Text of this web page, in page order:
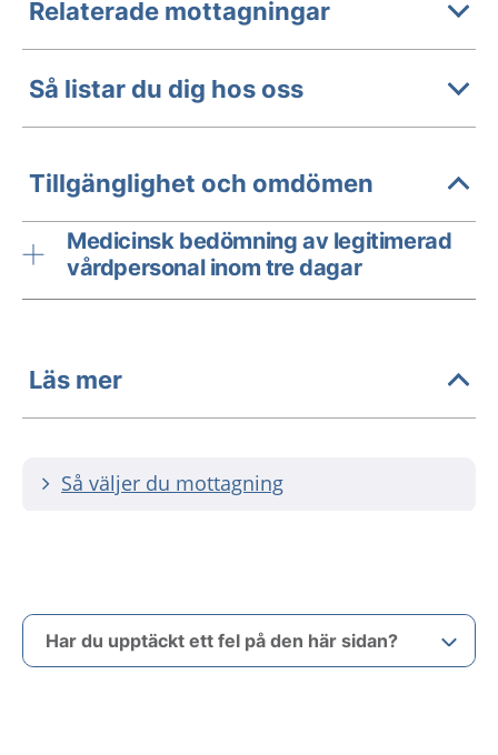
Relaterade mottagningar
Så listar du dig hos oss
Tillgänglighet och omdömen
Medicinsk bedömning av legitimerad
vårdpersonal inom tre dagar
Läs mer
Så väljer du mottagning
Har du upptäckt ett fel på den här sidan?